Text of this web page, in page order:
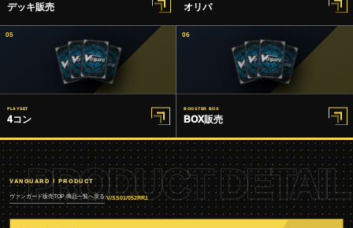
デッキ販売 オリパ
05
PLAYSET
4コン
06
BOOSTER BOX
BOX販売
PRODUCT DETAIL
VANGUARD / PRODUCT
ヴァンガード販売TOP/商品一覧へ戻る/V/SS01/052RR1